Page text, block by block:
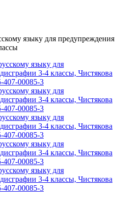
языку для предупреждения